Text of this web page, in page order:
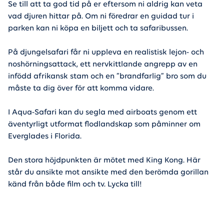
Se till att ta god tid på er eftersom ni aldrig kan veta
vad djuren hittar på. Om ni föredrar en guidad tur i
parken kan ni köpa en biljett och ta safaribussen.
På djungelsafari får ni uppleva en realistisk lejon- och
noshörningsattack, ett nervkittlande angrepp av en
infödd afrikansk stam och en ”brandfarlig” bro som du
måste ta dig över för att komma vidare.
I Aqua-Safari kan du segla med airboats genom ett
äventyrligt utformat flodlandskap som påminner om
Everglades i Florida.
Den stora höjdpunkten är mötet med King Kong. Här
står du ansikte mot ansikte med den berömda gorillan
känd från både film och tv. Lycka till!